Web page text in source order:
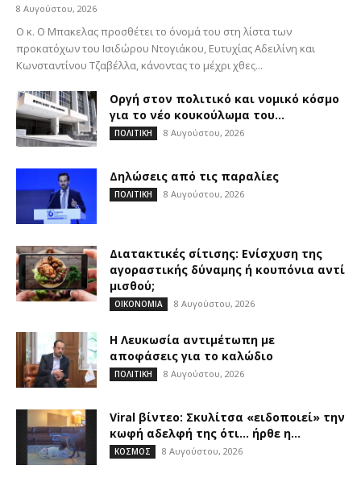
8 Αυγούστου, 2026
Ο κ. Ο Μπακελας προσθέτει το όνομά του στη λίστα των
προκατόχων του Ισιδώρου Ντογιάκου, Ευτυχίας Αδειλίνη και
Κωνσταντίνου Τζαβέλλα, κάνοντας το μέχρι χθες...
Οργή στον πολιτικό και νομικό κόσμο
για το νέο κουκούλωμα του...
ΠΟΛΙΤΙΚΗ 8 Αυγούστου, 2026
Δηλώσεις από τις παραλίες
ΠΟΛΙΤΙΚΗ 8 Αυγούστου, 2026
Διατακτικές σίτισης: Ενίσχυση της
αγοραστικής δύναμης ή κουπόνια αντί
μισθού;
ΟΙΚΟΝΟΜΙΑ 8 Αυγούστου, 2026
Η Λευκωσία αντιμέτωπη με
αποφάσεις για το καλώδιο
ΠΟΛΙΤΙΚΗ 8 Αυγούστου, 2026
Viral βίντεο: Σκυλίτσα «ειδοποιεί» την
κωφή αδελφή της ότι… ήρθε η...
ΚΟΣΜΟΣ 8 Αυγούστου, 2026